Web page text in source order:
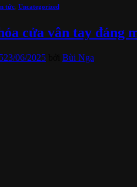
tức Uncategorized
cửa vân tay đáng
23/06/2025 Bùi Nga